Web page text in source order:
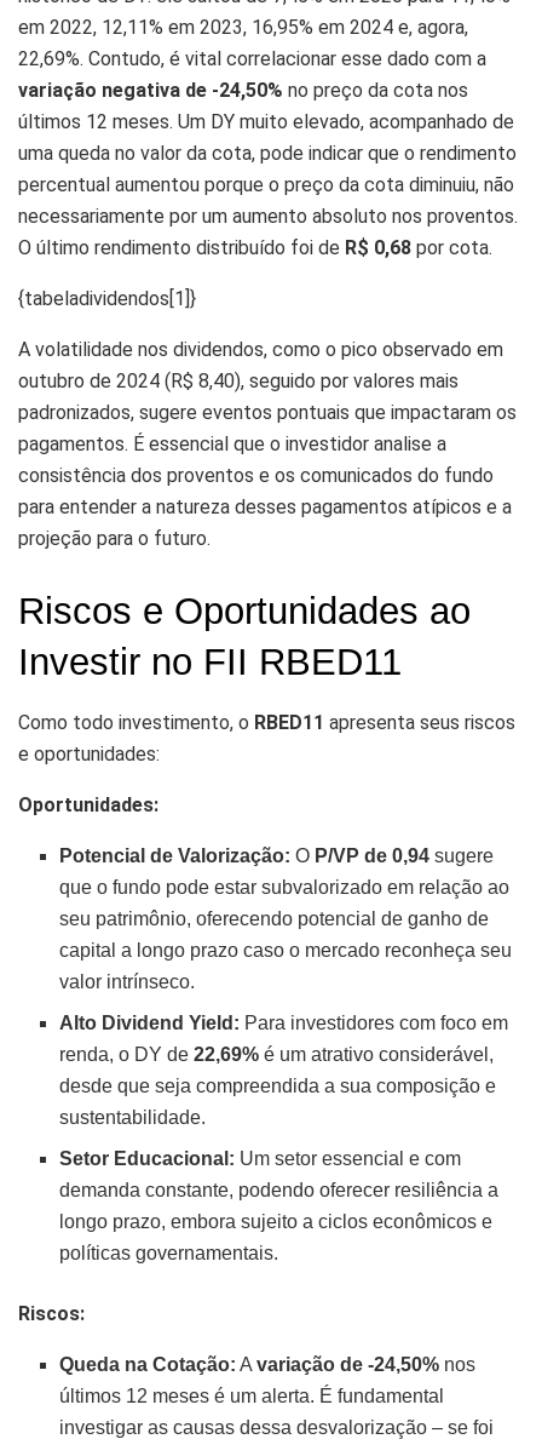
em 2022, 12,11% em 2023, 16,95% em 2024 e, agora,
22,69%. Contudo, é vital correlacionar esse dado com a
variação negativa de -24,50% no preço da cota nos
últimos 12 meses. Um DY muito elevado, acompanhado de
uma queda no valor da cota, pode indicar que o rendimento
percentual aumentou porque o preço da cota diminuiu, não
necessariamente por um aumento absoluto nos proventos.
O último rendimento distribuído foi de R$ 0,68 por cota.
{tabeladividendos[1]}
A volatilidade nos dividendos, como o pico observado em
outubro de 2024 (R$ 8,40), seguido por valores mais
padronizados, sugere eventos pontuais que impactaram os
pagamentos. É essencial que o investidor analise a
consistência dos proventos e os comunicados do fundo
para entender a natureza desses pagamentos atípicos e a
projeção para o futuro.
Riscos e Oportunidades ao
Investir no FII RBED11
Como todo investimento, o RBED11 apresenta seus riscos
e oportunidades:
Oportunidades:
Potencial de Valorização: O P/VP de 0,94 sugere
que o fundo pode estar subvalorizado em relação ao
seu patrimônio, oferecendo potencial de ganho de
capital a longo prazo caso o mercado reconheça seu
valor intrínseco.
Alto Dividend Yield: Para investidores com foco em
renda, o DY de22,69% é um atrativo considerável,
desde que seja compreendida a sua composição e
sustentabilidade.
Setor Educacional: Um setor essencial e com
demanda constante, podendo oferecer resiliência a
longo prazo, embora sujeito a ciclos econômicos e
políticas governamentais.
Riscos:
Queda na Cotação: Avariação de -24,50% nos
últimos 12 meses é um alerta. É fundamental
investigar as causas dessa desvalorização – se foi